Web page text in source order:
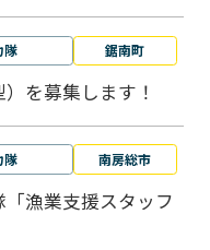
隊 鋸南町
を募集します！
隊 南房総市
「漁業支援スタッフ